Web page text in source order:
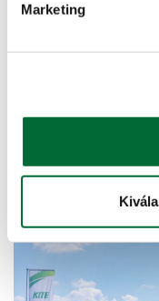
Marketing